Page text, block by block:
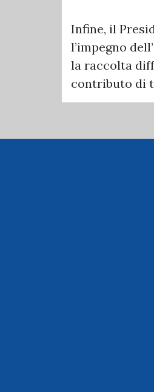
Infine, il
l’impegno
la raccolta
contributo di